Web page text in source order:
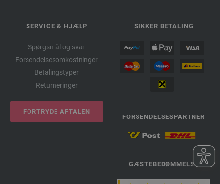
SERVICE & HJÆLP
Spørgsmål og svar
Forsendelsesomkostninger
Betalingstyper
Returneringer
FORTRYDE AFTALEN
SIKKER BETALING
FORSENDELSESPARTNER
GÆSTEBEDØMMELSE